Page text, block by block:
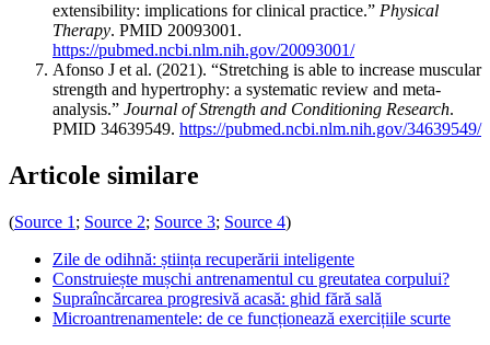
extensibility: implications for clinical practice.” Physical
Therapy. PMID 20093001.
https://pubmed.ncbi.nlm.nih.gov/20093001/
Afonso J et al. (2021). “Stretching is able to increase muscular
strength and hypertrophy: a systematic review and meta-
analysis.” Journal of Strength and Conditioning Research.
PMID 34639549. https://pubmed.ncbi.nlm.nih.gov/34639549/
Articole similare
(Source 1 ; Source 2; Source 3; Source 4)
Zile de odihnă: știința recuperării inteligente
Construiește mușchi antrenamentul cu greutatea corpului?
Supraîncărcarea progresivă acasă: ghid fără sală
Microantrenamentele: de ce funcționează exercițiile scurte